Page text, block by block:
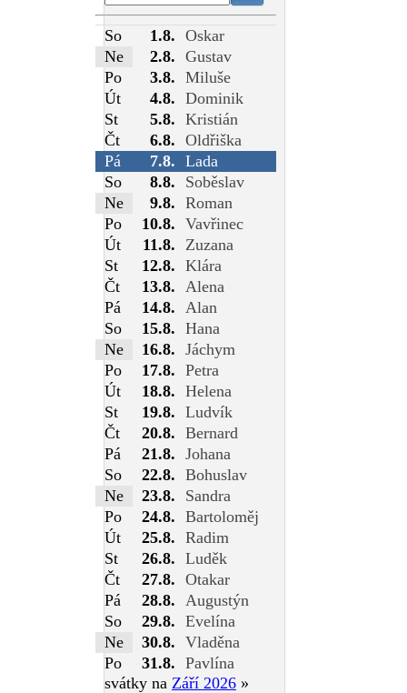
So 1.8. Oskar
Ne
2.8. Gustav
Po
3.8. Miluše
Út
4.8. Dominik
St
5.8. Kristián
Čt
6.8. Oldřiška
Pá
7.8. Lada
So
8.8.
Soběslav
Ne
9.8. Roman
Po
10.8. Vavřinec
Út
11.8.
Zuzana
St
12.8. Klára
Čt
13.8.
Alena
Pá
14.8.
Alan
So
15.8. Hana
Ne
16.8. Jáchym
Po
17.8. Petra
Út
18.8. Helena
St
19.8. Ludvík
Čt
20.8. Bernard
Pá
21.8. Johana
So
22.8. Bohuslav
Ne
23.8.
Sandra
Po
24.8. Bartoloměj
Út
25.8. Radim
St
26.8. Luděk
Čt
27.8. Otakar
Pá
28.8.
Augustýn
So
29.8. Evelína
Ne
30.8. Vladěna
Po
31.8. Pavlína
svátky na Září 2026 »